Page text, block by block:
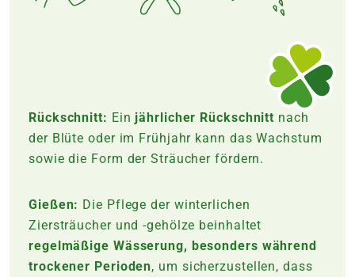
Rückschnitt: Ein jährlicher Rückschnitt nach
der Blüte oder im Frühjahr kann das Wachstum
sowie die Form der Sträucher fördern.
Gießen: Die Pflege der winterlichen
Ziersträucher und -gehölze beinhaltet
regelmäßige Wässerung, besonders während
trockener Perioden, um sicherzustellen, dass